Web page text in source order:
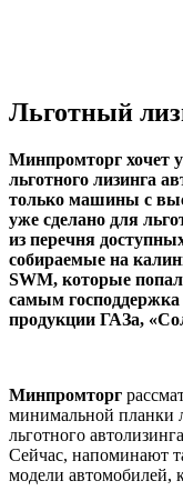
Льготный
Минпромторг хочет
льготного лизинга
только машины с
уже сделано для
из перечня
собираемые на
SWM, которые
самым господдержка
продукции ГАЗа,
Минпромторг
минимальной планки
льготного
Сейчас, напоминают
модели автомобилей,